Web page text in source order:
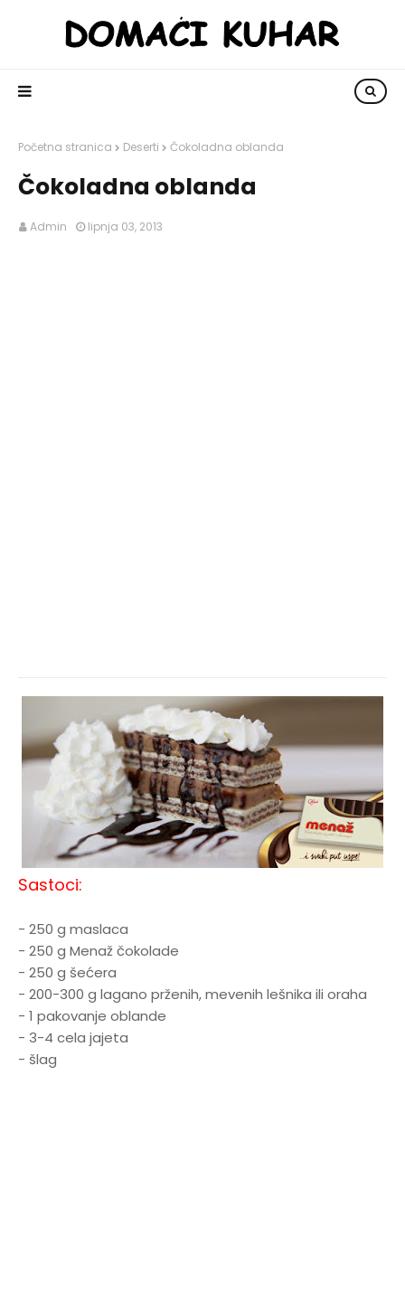
Početna stranica Deserti Čokoladna oblanda
Čokoladna oblanda
Admin lipnja 03, 2013
Sastoci:
- 250 g maslaca
- 250 g Menaž čokolade
- 250 g šećera
- 200-300 g lagano prženih, mevenih lešnika ili oraha
- 1 pakovanje oblande
- 3-4 cela jajeta
- šlag